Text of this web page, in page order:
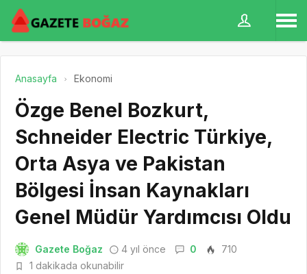
Anasayfa Ekonomi
Özge Benel Bozkurt,
Schneider Electric Türkiye,
Orta Asya ve Pakistan
Bölgesi İnsan Kaynakları
Genel Müdür Yardımcısı Oldu
Gazete Boğaz 4 yıl önce 0
710
1 dakikada okunabilir